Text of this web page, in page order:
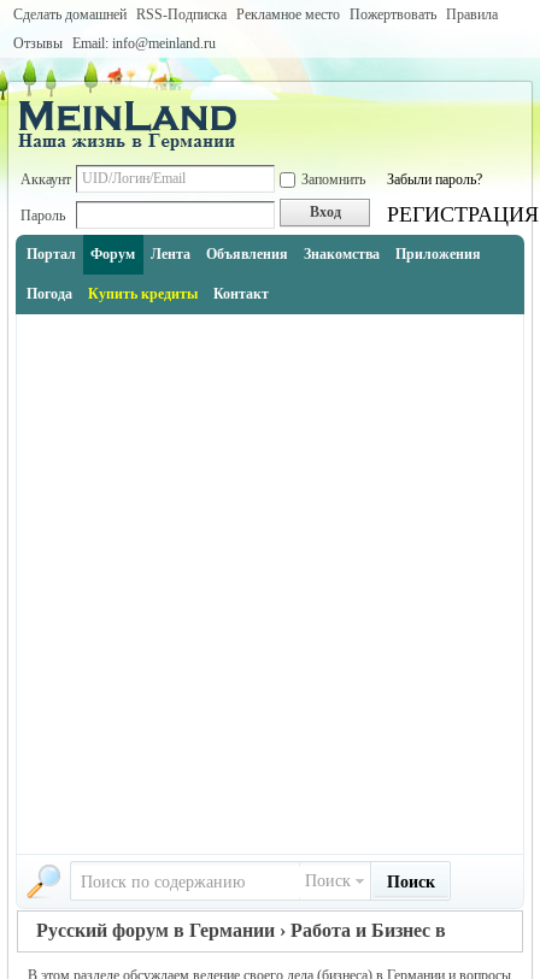
Сделать домашней RSS-Подписка Рекламное место Пожертвовать Правила
Отзывы Email: info@meinland.ru
Аккаунт Запомнить Забыли пароль?
Пароль Вход РЕГИСТРАЦИЯ
Портал Форум Лента Объявления Знакомства Приложения
Погода Купить кредиты Контакт
Поиск Поиск
Русский форум в Германии › Работа и Бизнес в
Германии
В этом разделе обсуждаем ведение своего дела (бизнеса) в Германии и вопросы